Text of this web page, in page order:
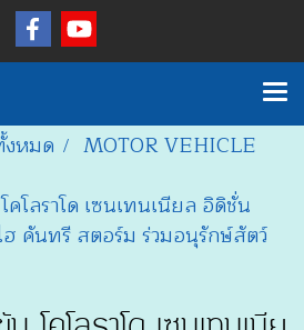
หมด
MOTOR VEHICLE
คโลราโด เซนเทนเนียล อิดิชั่น
ฮ คันทรี สตอร์ม ร่วมอนุรักษ์สัตว์